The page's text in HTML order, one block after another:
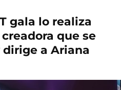
gala lo realiza
que se
a Ariana